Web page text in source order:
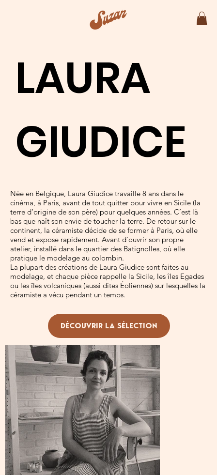
LAURA
GIUDICE
Née en Belgique, Laura Giudice travaille 8 ans dans le
cinéma, à Paris, avant de tout quitter pour vivre en Sicile (la
terre d’origine de son père) pour quelques années. C’est là
bas que naît son envie de toucher la terre. De retour sur le
continent, la céramiste décide de se former à Paris, où elle
vend et expose rapidement. Avant d’ouvrir son propre
atelier, installé dans le quartier des Batignolles, où elle
pratique le modelage au colombin.
La plupart des créations de Laura Giudice sont faites au
modelage, et chaque pièce rappelle la Sicile, les îles Egades
ou les îles volcaniques (aussi dites Éoliennes) sur lesquelles la
céramiste a vécu pendant un temps.
DÉCOUVRIR LA SÉLECTION